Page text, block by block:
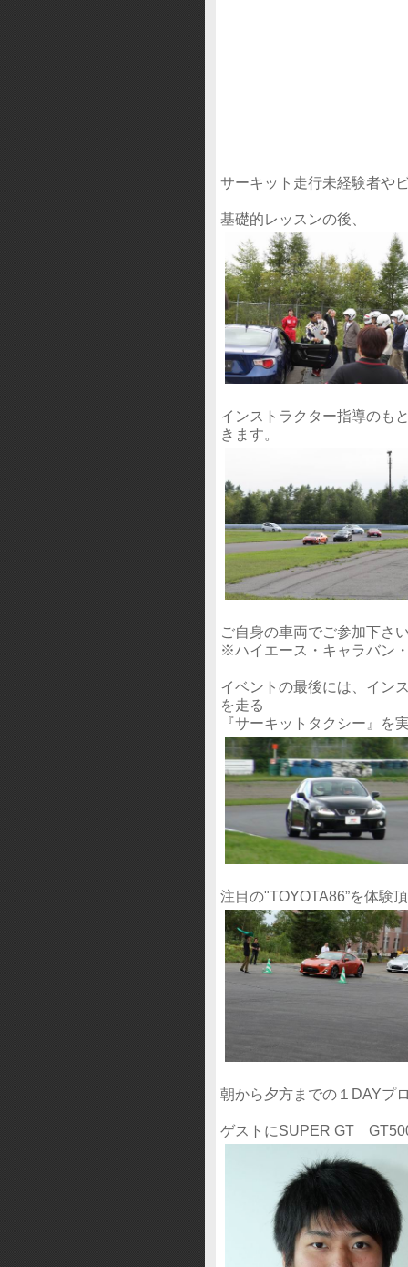
サーキット走行未経験者や
基礎的レッスンの後、
インストラクター指導のも
きます。
ご自身の車両でご参加下さ
※ハイエース・キャラバン
イベントの最後には、イン
を走る
『サーキットタクシー』を
注目の"TOYOTA86”を体験
朝から夕方までの１DAYプ
ゲストにSUPER GT